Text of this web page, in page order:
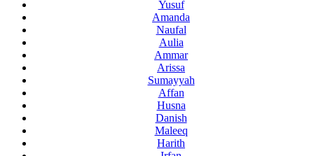
Yusuf
Amanda
Naufal
Aulia
Ammar
Arissa
Sumayyah
Affan
Husna
Danish
Maleeq
Harith